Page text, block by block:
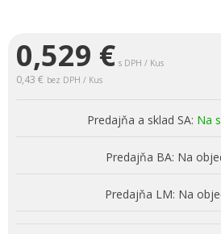
0,529 € s DPH / Kus
0,43 € bez DPH / Kus
Predajňa a sklad SA: Na
Predajňa BA: Na
Predajňa LM: Na